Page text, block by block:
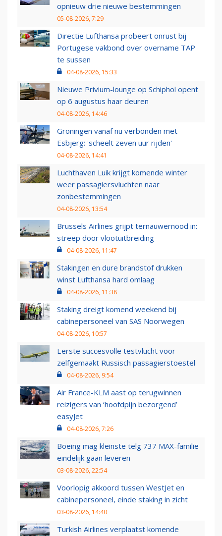
opnieuw drie nieuwe bestemmingen
05-08-2026, 7:29
Directie Lufthansa probeert onrust bij
Portugese vakbond over overname TAP
te sussen
04-08-2026, 15:33
Nieuwe Privium-lounge op Schiphol opent
op 6 augustus haar deuren
04-08-2026, 14:46
Groningen vanaf nu verbonden met
Esbjerg: 'scheelt zeven uur rijden'
04-08-2026, 14:41
Luchthaven Luik krijgt komende winter
weer passagiersvluchten naar
zonbestemmingen
04-08-2026, 13:54
Brussels Airlines grijpt ternauwernood in:
streep door vlootuitbreiding
04-08-2026, 11:47
Stakingen en dure brandstof drukken
winst Lufthansa hard omlaag
04-08-2026, 11:38
Staking dreigt komend weekend bij
cabinepersoneel van SAS Noorwegen
04-08-2026, 10:57
Eerste succesvolle testvlucht voor
zelfgemaakt Russisch passagierstoestel
04-08-2026, 9:54
Air France-KLM aast op terugwinnen
reizigers van ‘hoofdpijn bezorgend’
easyJet
04-08-2026, 7:26
Boeing mag kleinste telg 737 MAX-familie
eindelijk gaan leveren
03-08-2026, 22:54
Voorlopig akkoord tussen WestJet en
cabinepersoneel, einde staking in zicht
03-08-2026, 14:40
Turkish Airlines verplaatst komende